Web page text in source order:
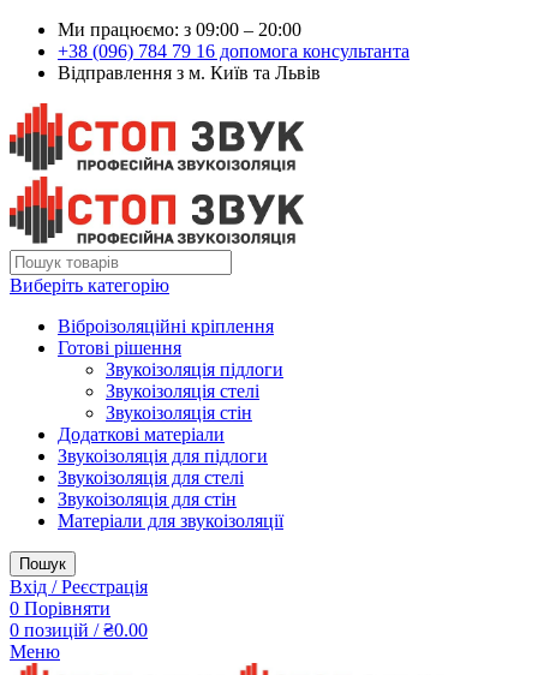
Ми працюємо: з 09:00 – 20:00
+38 (096) 784 79 16 допомога консультанта
Відправлення з м. Київ та Львів
Виберіть категорію
Віброізоляційні кріплення
Готові рішення
Звукоізоляція підлоги
Звукоізоляція стелі
Звукоізоляція стін
Додаткові матеріали
Звукоізоляція для підлоги
Звукоізоляція для стелі
Звукоізоляція для стін
Матеріали для звукоізоляції
Пошук
Вхід / Реєстрація
0 Порівняти
0 позицій / ₴0.00
Меню